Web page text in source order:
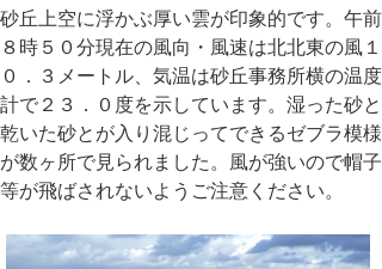
砂丘上空に浮かぶ厚い雲が印象的です。午前
８時５０分現在の風向・風速は北北東の風１
０．３メートル、気温は砂丘事務所横の温度
計で２３．０度を示しています。湿った砂と
乾いた砂とが入り混じってできるゼブラ模様
が数ヶ所で見られました。風が強いので帽子
等が飛ばされないようご注意ください。